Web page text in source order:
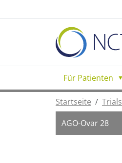
Für Patienten
Startseite Trials
AGO-Ovar 28